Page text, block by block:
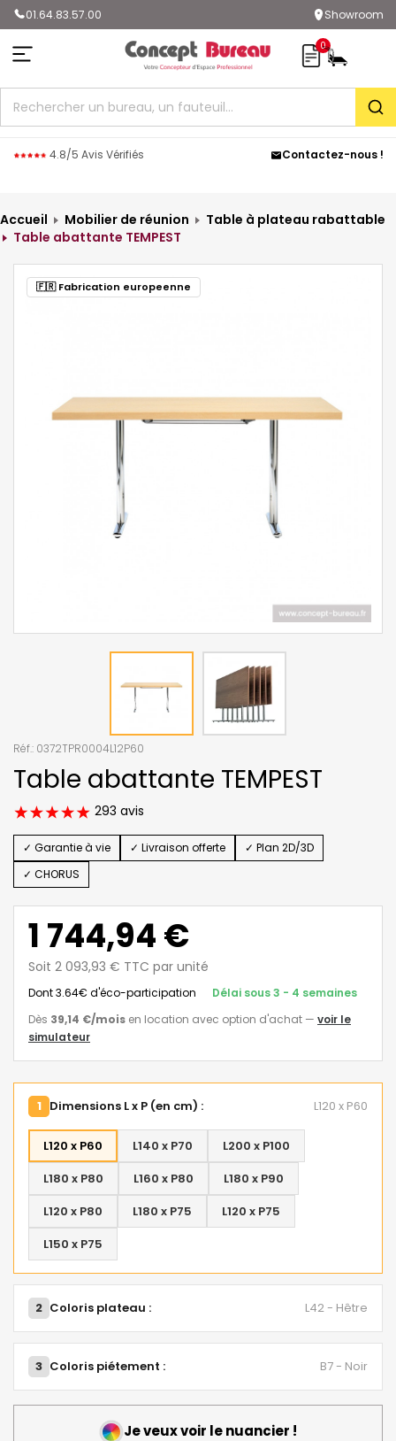
01.64.83.57.00 Showroom
0
4.8/5 Avis Vérifiés Contactez-nous !
Accueil Mobilier de réunion
Table à plateau rabattable
Table abattante TEMPEST
Réf.: 0372TPR0004L12P60
Table abattante TEMPEST
293 avis
✓ Garantie à vie ✓ Livraison offerte
✓ Plan 2D/3D
✓ CHORUS
1 744,94 €
Soit 2 093,93 € TTC par unité
Dont 3.64€ d'éco-participation
Délai sous 3 - 4 semaines
Dès 39,14 €/mois en location avec option d'achat — voir le
simulateur
1 Dimensions L x P (en cm) : L120 x P60
L120 x P60 L140 x P70
L200 x P100
L180 x P80
L160 x P80
L180 x P90
L120 x P80
L180 x P75
L120 x P75
L150 x P75
2 Coloris plateau : L42 - Hêtre
3 Coloris piétement : B7 - Noir
Je veux voir le nuancier !